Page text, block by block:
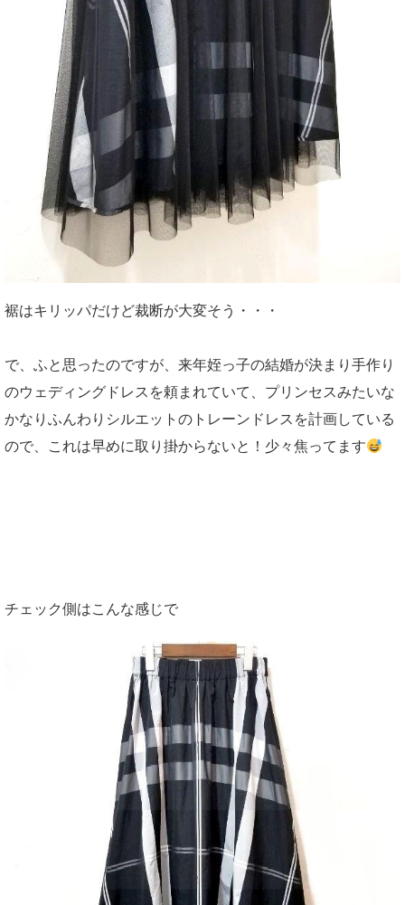
裾はキリッパだけど裁断が大変そう・・・
で、ふと思ったのですが、来年姪っ子の結婚が決まり手作り
のウェディングドレスを頼まれていて、プリンセスみたいな
かなりふんわりシルエットのトレーンドレスを計画している
ので、これは早めに取り掛からないと！少々焦ってます
チェック側はこんな感じで